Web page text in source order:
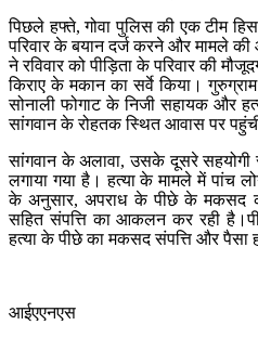
पिछले हफ्ते, गोवा पुलिस की एक टीम
परिवार के बयान दर्ज करने और मामले
ने रविवार को पीड़िता के परिवार की
किराए के मकान का सर्वे किया।
सोनाली फोगाट के निजी सहायक और
सांगवान के रोहतक स्थित आवास पर
सांगवान के अलावा, उसके दूसरे सहयोगी
लगाया गया है। हत्या के मामले में पांच
के अनुसार, अपराध के पीछे के मकसद
सहित संपत्ति का आकलन कर रही
हत्या के पीछे का मकसद संपत्ति और पैसा
आईएएनएस